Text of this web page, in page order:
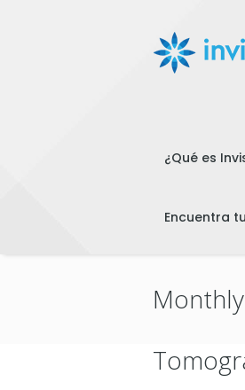
¿Qué es
Encuentra